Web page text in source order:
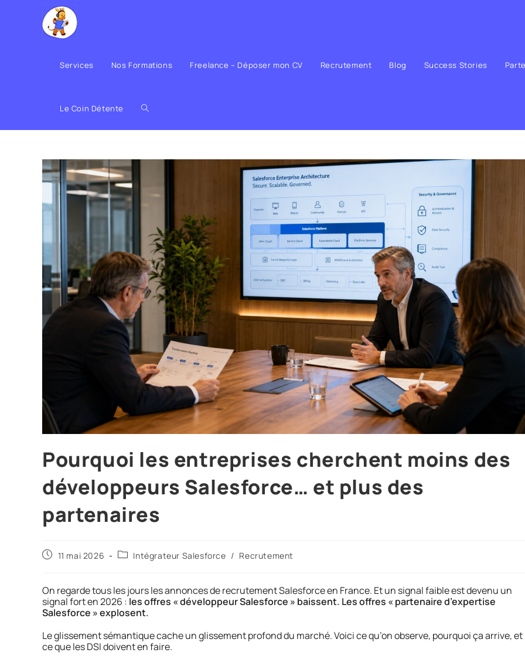
Services Nos Formations Freelance – Déposer mon CV Recrutement Blog Success Stories
Le Coin Détente
Pourquoi les entreprises cherchent moins des
développeurs Salesforce… et plus des
partenaires
11 mai 2026 Intégrateur Salesforce / Recrutement
On regarde tous les jours les annonces de recrutement Salesforce en France. Et un signal faible est devenu un
signal fort en 2026 : les offres « développeur Salesforce » baissent. Les offres « partenaire d’expertise
Salesforce » explosent.
Le glissement sémantique cache un glissement profond du marché. Voici ce qu’on observe, pourquoi ça arrive, et
ce que les DSI doivent en faire.